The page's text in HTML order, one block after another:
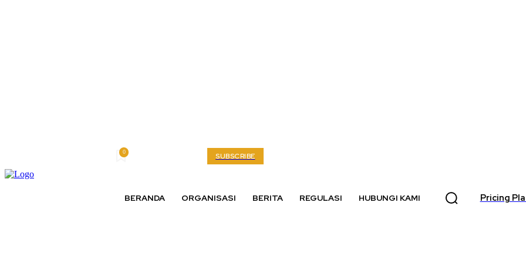
0 SUBSCRIBE
BERANDA ORGANISASI BERITA REGULASI HUBUNGI KAMI Pricing